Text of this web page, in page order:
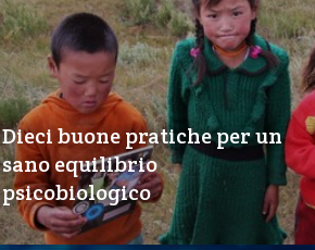
Dieci buone pratiche per un
sano equilibrio
psicobiologico